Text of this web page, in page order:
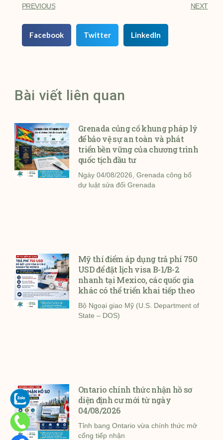
PREVIOUS NEXT
Facebook Twitter LinkedIn
Bài viết liên quan
Grenada củng cố khung pháp lý
để bảo vệ sự an toàn và phát
triển bền vững của chương trình
quốc tịch đầu tư
Ngày 04/08/2026, Grenada công bố
dự luật sửa đổi Grenada
Mỹ thí điểm áp dụng trả phí 750
USD để đặt lịch visa B-1/B-2
nhanh tại Mexico, các quốc gia
khác có thể triển khai tiếp theo
Bộ Ngoại giao Mỹ (U.S. Department of
State – DOS)
Ontario chính thức nhận hồ sơ
diện định cư mới từ ngày
04/08/2026
Tỉnh bang Ontario vừa chính thức mở
cổng tiếp nhận